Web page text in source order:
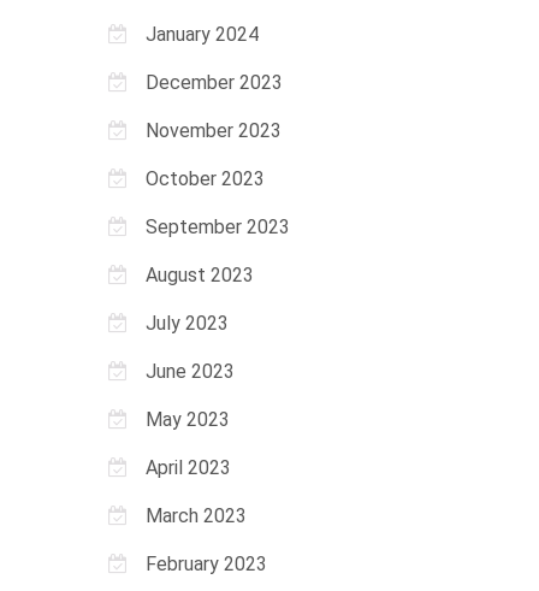
January 2024
December 2023
November 2023
October 2023
September 2023
August 2023
July 2023
June 2023
May 2023
April 2023
March 2023
February 2023